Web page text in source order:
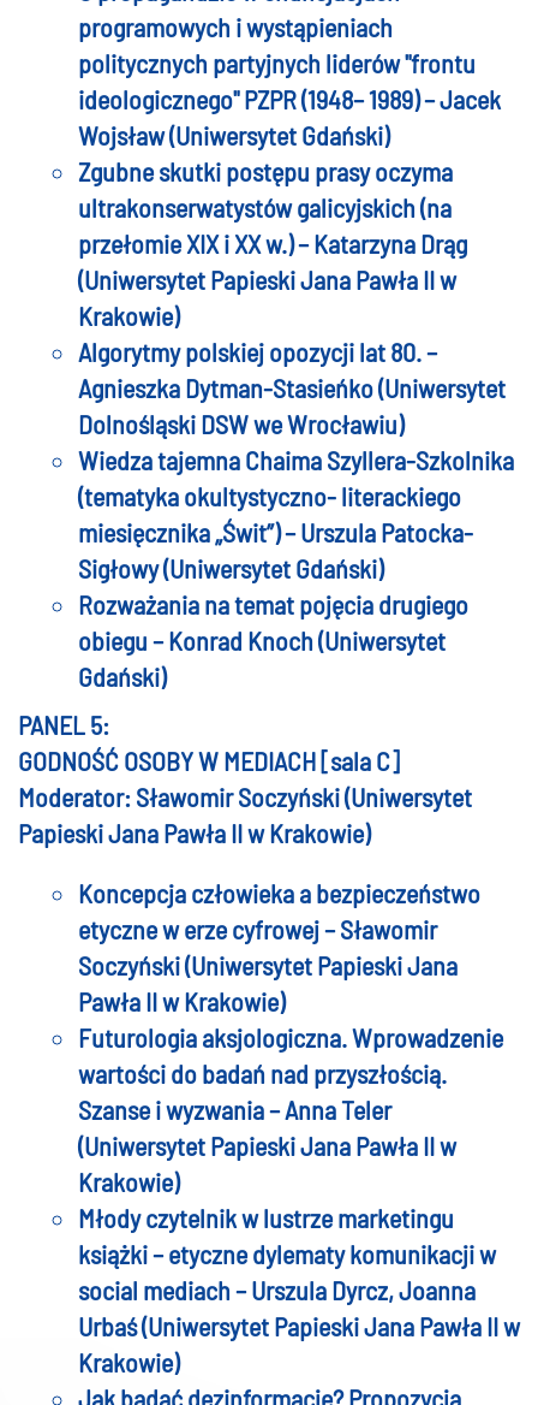
programowych i wystąpieniach
politycznych partyjnych liderów "frontu
ideologicznego" PZPR (1948– 1989) – Jacek
Wojsław (Uniwersytet Gdański)
Zgubne skutki postępu prasy oczyma
ultrakonserwatystów galicyjskich (na
przełomie XIX i XX w.) – Katarzyna Drąg
(Uniwersytet Papieski Jana Pawła II w
Krakowie)
Algorytmy polskiej opozycji lat 80. –
Agnieszka Dytman-Stasieńko (Uniwersytet
Dolnośląski DSW we Wrocławiu)
Wiedza tajemna Chaima Szyllera-Szkolnika
(tematyka okultystyczno- literackiego
miesięcznika „Świt”) – Urszula Patocka-
Sigłowy (Uniwersytet Gdański)
Rozważania na temat pojęcia drugiego
obiegu – Konrad Knoch (Uniwersytet
Gdański)
PANEL 5:
GODNOŚĆ OSOBY W MEDIACH [sala C]
Moderator: Sławomir Soczyński (Uniwersytet
Papieski Jana Pawła II w Krakowie)
Koncepcja człowieka a bezpieczeństwo
etyczne w erze cyfrowej – Sławomir
Soczyński (Uniwersytet Papieski Jana
Pawła II w Krakowie)
Futurologia aksjologiczna. Wprowadzenie
wartości do badań nad przyszłością.
Szanse i wyzwania – Anna Teler
(Uniwersytet Papieski Jana Pawła II w
Krakowie)
Młody czytelnik w lustrze marketingu
książki – etyczne dylematy komunikacji w
social mediach – Urszula Dyrcz, Joanna
Urbaś (Uniwersytet Papieski Jana Pawła II w
Krakowie)
Jak badać dezinformację? Propozycja